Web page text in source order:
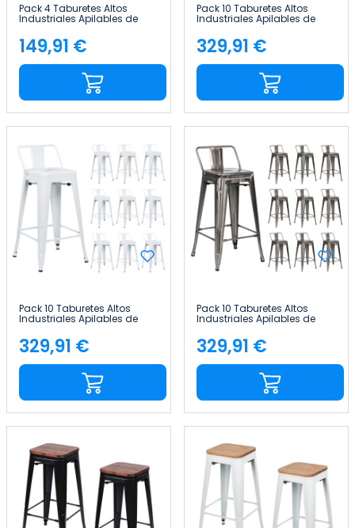
Pack 4 Taburetes Altos
Industriales Apilables de
Acero 41x41x85cm Thinia
Home
Precio
149,91 €
Pack 10 Taburetes Altos
Industriales Apilables de
Acero 41x41x85cm Thinia
Home
Precio
329,91 €
Pack 10 Taburetes Altos
Industriales Apilables de
Acero 41x41x85cm Thinia
Home
Precio
329,91 €
Pack 10 Taburetes Altos
Industriales Apilables de
Acero 41x41x85cm Thinia
Home
Precio
329,91 €